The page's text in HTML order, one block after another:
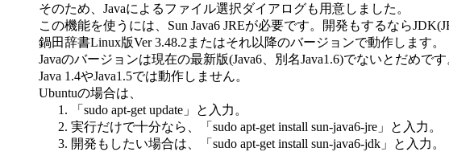
そのため、Javaによるファイル選択ダイアログも用意しました。
この機能を使うには、Sun Java6 JREが必要です。開発もするなら
鍋田辞書Linux版Ver 3.48.2またはそれ以降のバージョンで動作します。
Javaのバージョンは現在の最新版(Java6、別名Java1.6)でないとだめです
Java 1.4やJava1.5では動作しません。
Ubuntuの場合は、
「sudo apt-get update」と入力。
実行だけで十分なら、「sudo apt-get install sun-java6-jre」と入力。
開発もしたい場合は、「sudo apt-get install sun-java6-jdk」と入力。